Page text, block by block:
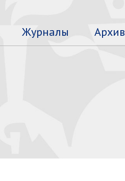
Журналы Архив